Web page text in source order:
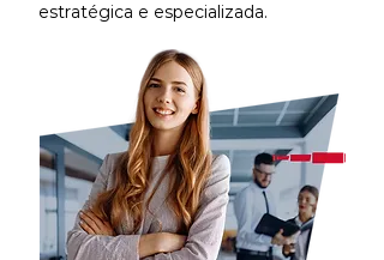
estratégica e especializada.